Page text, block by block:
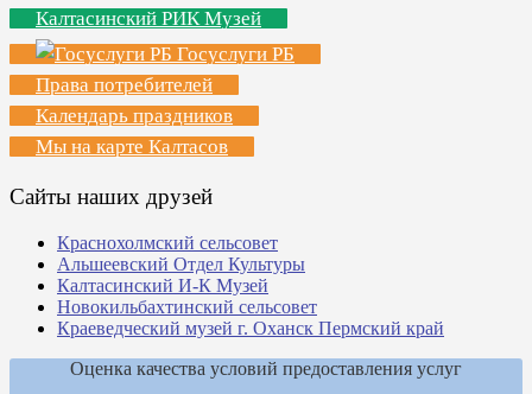
Калтасинский РИК Музей
Госуслуги РБ
Права потребителей
Календарь праздников
Мы на карте Калтасов
Сайты наших друзей
Краснохолмский сельсовет
Альшеевский Отдел Культуры
Калтасинский И-К Музей
Новокильбахтинский сельсовет
Краеведческий музей г. Оханск Пермский край
Оценка качества условий предоставления услуг